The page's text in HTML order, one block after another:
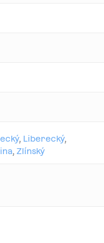
, Liberecký,
, Zlínský